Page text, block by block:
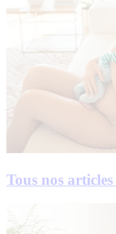
Tous nos articles